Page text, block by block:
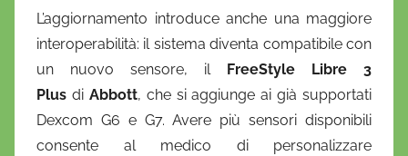
L’aggiornamento introduce anche una maggiore
interoperabilità: il sistema diventa compatibile con
un nuovo sensore, il
FreeStyle Libre 3
Plus di Abbott, che si aggiunge ai già supportati
Dexcom G6 e G7. Avere più sensori disponibili
consente al medico di personalizzare